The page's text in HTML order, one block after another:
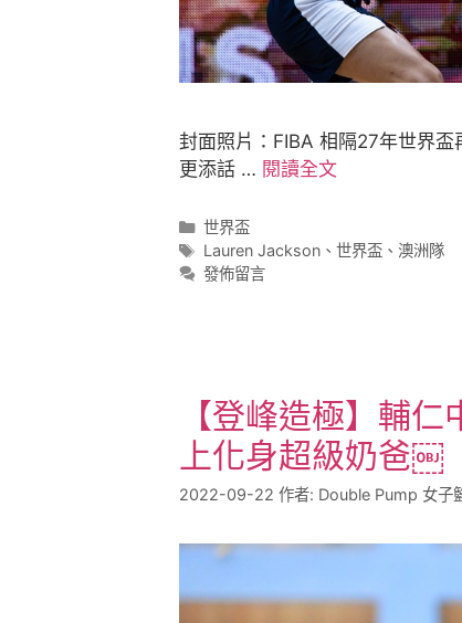
封面照片：FIBA 相隔27年世界
更添話 … 閱讀全文
世界盃
Lauren Jackson、 世界盃、 澳洲隊
發佈留言
【登峰造極】輔
上化身超級奶爸￼
2022-09-22 作者: Double Pump 女子